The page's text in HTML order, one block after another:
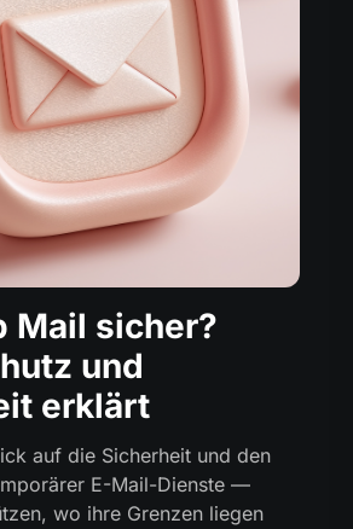
Mail sicher?
und
erklärt
auf die Sicherheit und den
E-Mail-Dienste —
wo ihre Grenzen liegen